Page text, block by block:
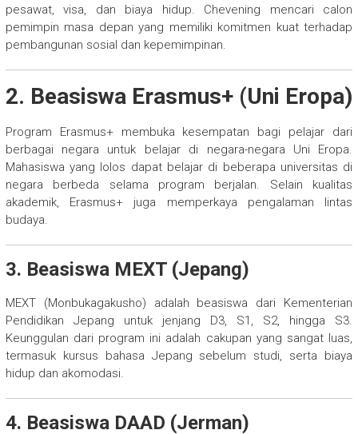
pesawat, visa, dan biaya hidup. Chevening mencari calon
pemimpin masa depan yang memiliki komitmen kuat terhadap
pembangunan sosial dan kepemimpinan.
2. Beasiswa Erasmus+ (Uni Eropa)
Program Erasmus+ membuka kesempatan bagi pelajar dari
berbagai negara untuk belajar di negara-negara Uni Eropa.
Mahasiswa yang lolos dapat belajar di beberapa universitas di
negara berbeda selama program berjalan. Selain kualitas
akademik, Erasmus+ juga memperkaya pengalaman lintas
budaya.
3. Beasiswa MEXT (Jepang)
MEXT (Monbukagakusho) adalah beasiswa dari Kementerian
Pendidikan Jepang untuk jenjang D3, S1, S2, hingga S3.
Keunggulan dari program ini adalah cakupan yang sangat luas,
termasuk kursus bahasa Jepang sebelum studi, serta biaya
hidup dan akomodasi.
4. Beasiswa DAAD (Jerman)